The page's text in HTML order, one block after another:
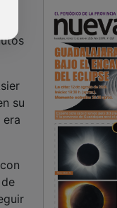
su